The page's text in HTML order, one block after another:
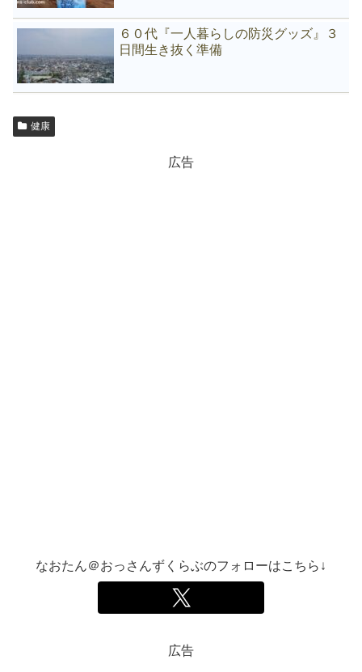
６０代『一人暮らしの防災グッズ』３
日間生き抜く準備
健康
広告
なおたん＠おっさんずくらぶのフォローはこちら↓
広告